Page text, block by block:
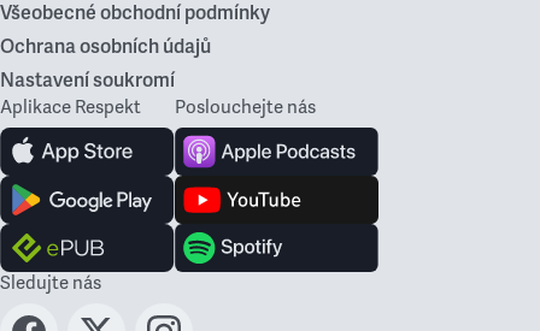
Všeobecné obchodní podmínky
Ochrana osobních údajů
Nastavení soukromí
Aplikace Respekt Poslouchejte nás
Sledujte nás